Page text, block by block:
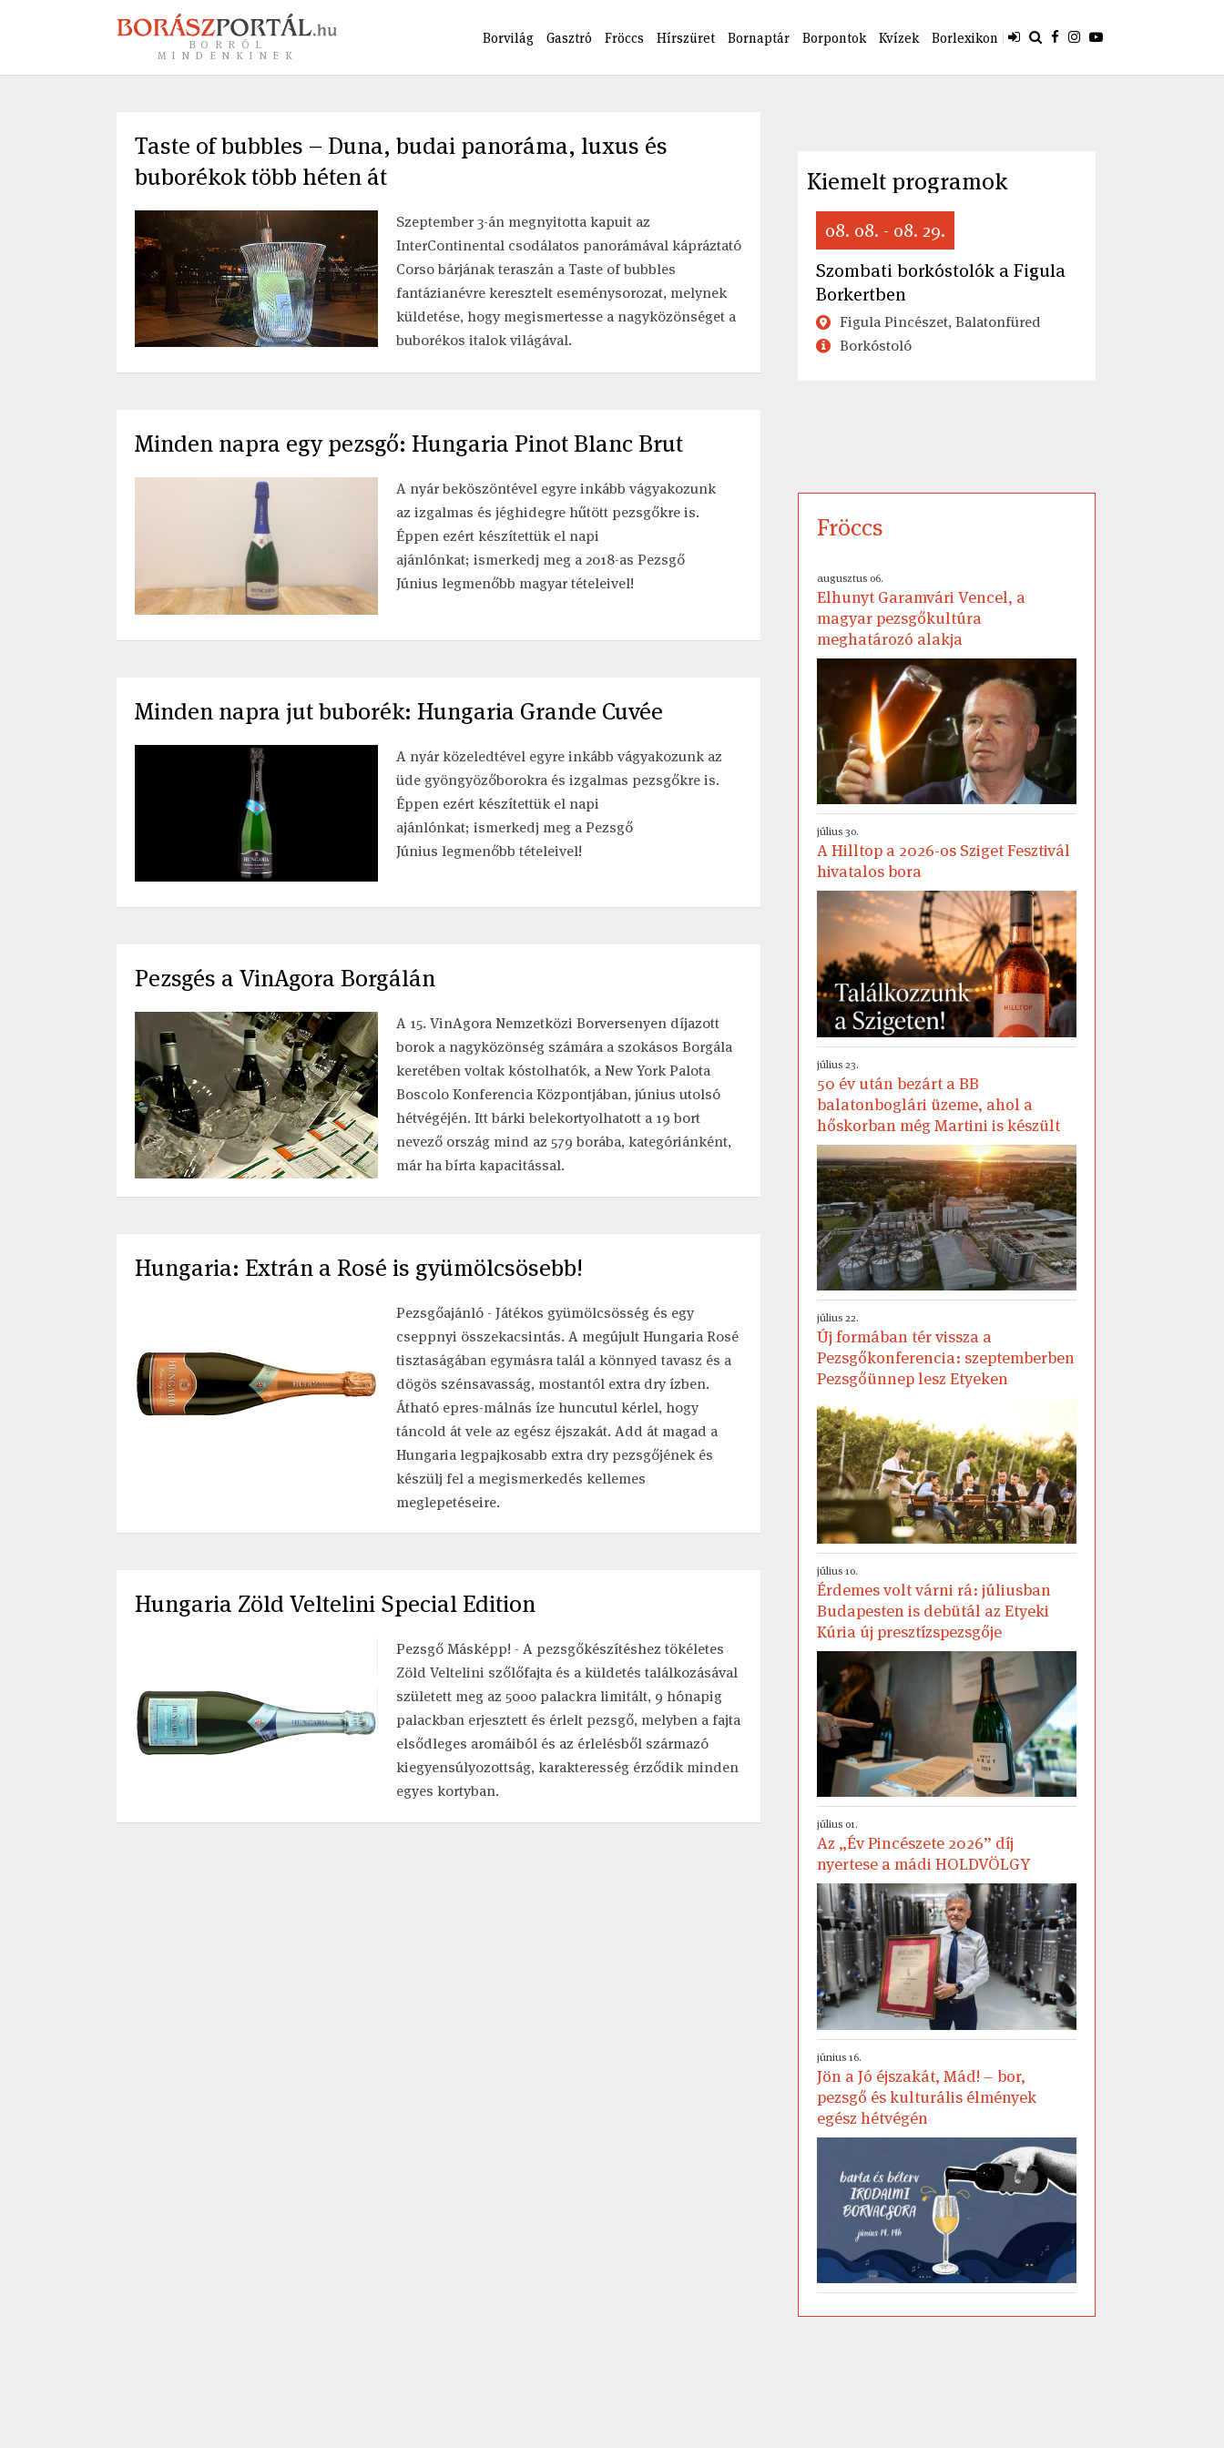
BORRÓL
MINDENKINEK
Borvilág Gasztró Fröccs Hírszüret Bornaptár Borpontok Kvízek Borlexikon
Taste of bubbles – Duna, budai panoráma, luxus és
buborékok több héten át
Szeptember 3-án megnyitotta kapuit az
InterContinental csodálatos panorámával kápráztató
Corso bárjának teraszán a Taste of bubbles
fantázianévre keresztelt eseménysorozat, melynek
küldetése, hogy megismertesse a nagyközönséget a
buborékos italok világával.
Minden napra egy pezsgő: Hungaria Pinot Blanc Brut
A nyár beköszöntével egyre inkább vágyakozunk
az izgalmas és jéghidegre hűtött pezsgőkre is.
Éppen ezért készítettük el napi
ajánlónkat; ismerkedj meg a 2018-as Pezsgő
Június legmenőbb magyar tételeivel!
Minden napra jut buborék: Hungaria Grande Cuvée
A nyár közeledtével egyre inkább vágyakozunk az
üde gyöngyözőborokra és izgalmas pezsgőkre is.
Éppen ezért készítettük el napi
ajánlónkat; ismerkedj meg a Pezsgő
Június legmenőbb tételeivel!
Pezsgés a VinAgora Borgálán
A 15. VinAgora Nemzetközi Borversenyen díjazott
borok a nagyközönség számára a szokásos Borgála
keretében voltak kóstolhatók, a New York Palota
Boscolo Konferencia Központjában, június utolsó
hétvégéjén. Itt bárki belekortyolhatott a 19 bort
nevező ország mind az 579 borába, kategóriánként,
már ha bírta kapacitással.
Hungaria: Extrán a Rosé is gyümölcsösebb!
Pezsgőajánló - Játékos gyümölcsösség és egy
cseppnyi összekacsintás. A megújult Hungaria Rosé
tisztaságában egymásra talál a könnyed tavasz és a
dögös szénsavasság, mostantól extra dry ízben.
Átható epres-málnás íze huncutul kérlel, hogy
táncold át vele az egész éjszakát. Add át magad a
Hungaria legpajkosabb extra dry pezsgőjének és
készülj fel a megismerkedés kellemes
meglepetéseire.
Hungaria Zöld Veltelini Special Edition
Pezsgő Másképp! - A pezsgőkészítéshez tökéletes
Zöld Veltelini szőlőfajta és a küldetés találkozásával
született meg az 5000 palackra limitált, 9 hónapig
palackban erjesztett és érlelt pezsgő, melyben a fajta
elsődleges aromáiból és az érlelésből származó
kiegyensúlyozottság, karakteresség érződik minden
egyes kortyban.
Kiemelt programok
08. 08. - 08. 29.
Szombati borkóstolók a Figula
Borkertben
Figula Pincészet, Balatonfüred
Borkóstoló
Fröccs
augusztus 06.
Elhunyt Garamvári Vencel, a
magyar pezsgőkultúra
meghatározó alakja
július 30.
A Hilltop a 2026-os Sziget Fesztivál
hivatalos bora
július 23.
50 év után bezárt a BB
balatonboglári üzeme, ahol a
hőskorban még Martini is készült
július 22.
Új formában tér vissza a
Pezsgőkonferencia: szeptemberben
Pezsgőünnep lesz Etyeken
július 10.
Érdemes volt várni rá: júliusban
Budapesten is debütál az Etyeki
Kúria új presztízspezsgője
július 01.
Az „Év Pincészete 2026” díj
nyertese a mádi HOLDVÖLGY
június 16.
Jön a Jó éjszakát, Mád! – bor,
pezsgő és kulturális élmények
egész hétvégén